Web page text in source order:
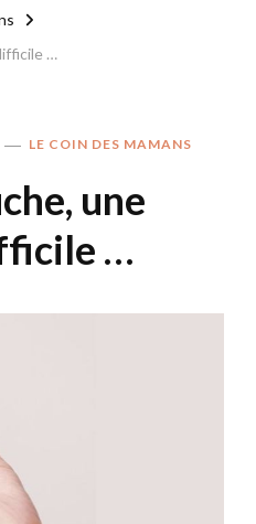
…
LE COIN DES MAMANS
une
…